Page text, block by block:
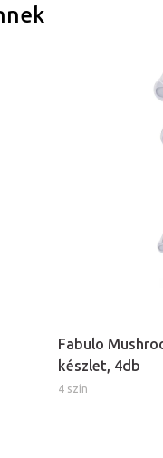
Fabulo
készlet, 4db
4 szín